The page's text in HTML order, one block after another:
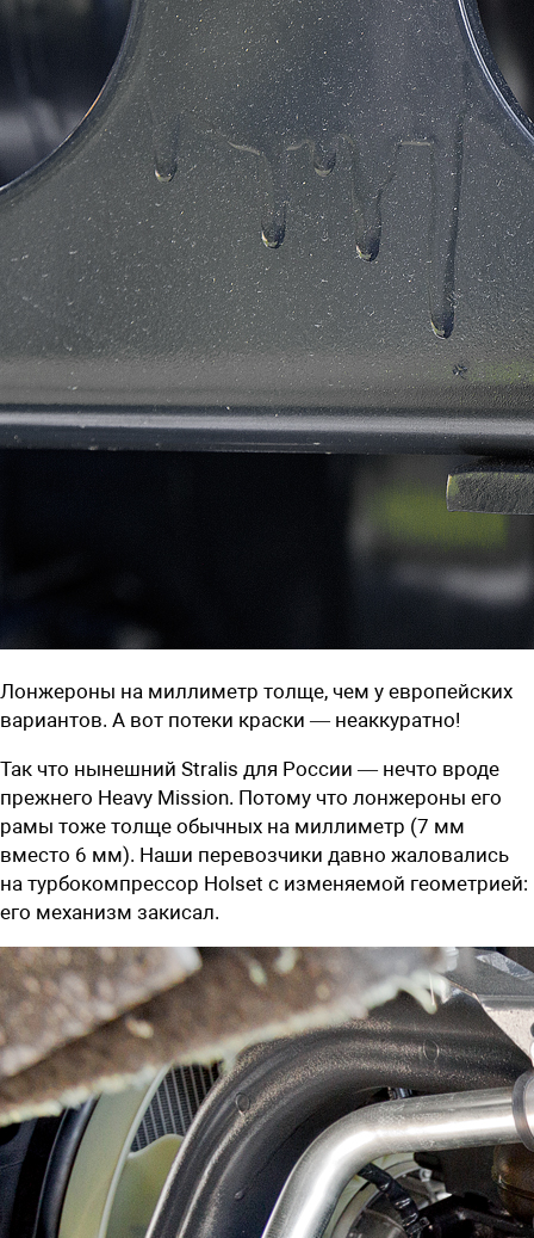
Лонжероны на миллиметр толще, чем у европейских
вариантов. А вот потеки краски — неаккуратно!
Так что нынешний Stralis для России — нечто вроде
прежнего Heavy Mission. Потому что лонжероны его
рамы тоже толще обычных на миллиметр (7 мм
вместо 6 мм). Наши перевозчики давно жаловались
на турбокомпрессор Holset с изменяемой геометрией:
его механизм закисал.